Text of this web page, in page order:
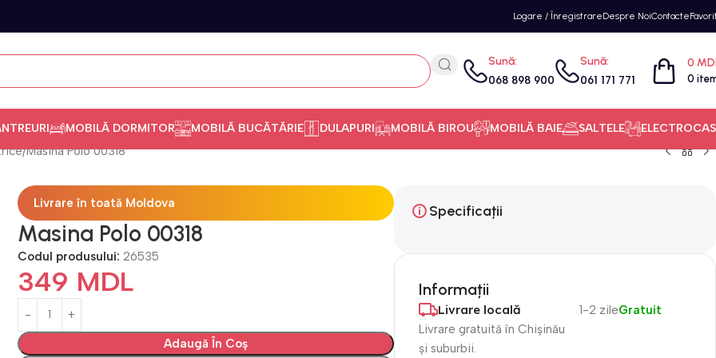
Logare / ÎnregistrareDespre NoiContacte
Sună:
068 898 900
Sună:
061 171 771 0
0
MOBILĂ DORMITOR MOBILĂ BUCĂTĂRIE DULAPURI MOBILĂ BIROU MOBILĂ BAIE SALTELE
Masina Polo 00318
Livrare în toată Moldova
Masina Polo 00318
Codul produsului: 26535
349 MDL
Adaugă În Coș
Specificații
Informații
Livrare locală
Livrare gratuită în Chișinău
și suburbii.
1-2 zileGratuit